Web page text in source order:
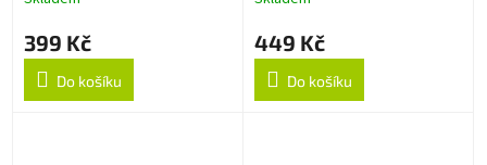
399 Kč
Do košíku
449 Kč
Do košíku